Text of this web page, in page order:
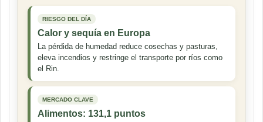
RIESGO DEL DÍA
Calor y sequía en Europa
La pérdida de humedad reduce cosechas y pasturas,
eleva incendios y restringe el transporte por ríos como
el Rin.
MERCADO CLAVE
Alimentos: 131,1 puntos